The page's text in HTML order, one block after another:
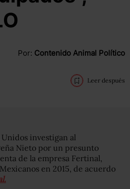
Por: Contenido Animal Político
Leer después
investigan al
Nieto por un presunto
de la empresa Fertinal,
en 2015, de acuerdo